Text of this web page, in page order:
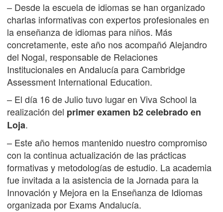
– Desde la escuela de idiomas se han organizado
charlas informativas con expertos profesionales en
la enseñanza de idiomas para niños. Más
concretamente, este año nos acompañó Alejandro
del Nogal, responsable de Relaciones
Institucionales en Andalucía para Cambridge
Assessment International Education.
– El día 16 de Julio tuvo lugar en Viva School la
realización del primer examen b2 celebrado en
Loja.
– Este año hemos mantenido nuestro compromiso
con la continua actualización de las prácticas
formativas y metodologías de estudio. La academia
fue invitada a la asistencia de la Jornada para la
Innovación y Mejora en la Enseñanza de Idiomas
organizada por Exams Andalucía.